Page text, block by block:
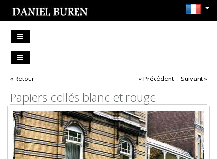
« Retour « Précédent Suivant »
Papiers collés blanc et rouge